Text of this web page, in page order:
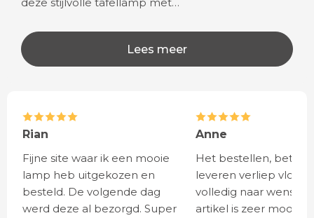
Lees meer
Rian
Fijne site waar ik een mooie
lamp heb uitgekozen en
besteld. De volgende dag
werd deze al bezorgd. Super
Anne
Het bestellen,
leveren verliep vlot en
volledig naar wens.
artikel is zeer mooi